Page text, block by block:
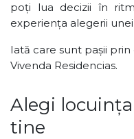
poți lua decizii în
experiența alegerii
Iată care sunt pașii
Vivenda Residencias.
Alegi
tine